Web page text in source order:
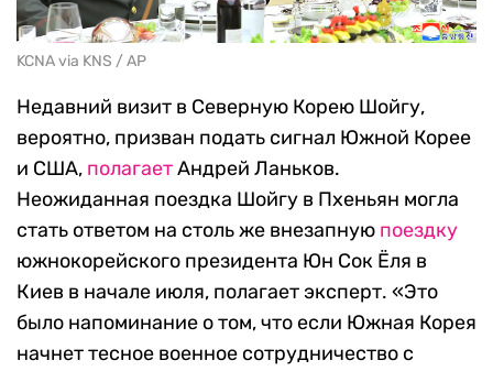
KCNA via KNS / AP
Недавний визит в Северную Корею Шойгу,
вероятно, призван подать сигнал Южной Корее
и США, полагаетАндрей Ланьков.
Неожиданная поездка Шойгу в Пхеньян могла
стать ответом на столь же внезапную поездку
южнокорейского президента Юн Сок Ёля в
Киев в начале июля, полагает эксперт. «Это
было напоминание о том, что если Южная Корея
начнет тесное военное сотрудничество с